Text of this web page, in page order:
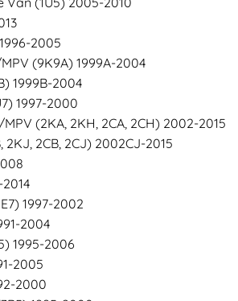
2005
(9K9A) 1999A-2004
1999B-2004
1997-2000
(2KA, 2KH, 2CA, 2CH) 2002-2015
2KJ, 2CB, 2CJ) 2002CJ-2015
1997-2002
2004
1995-2006
2005
2000